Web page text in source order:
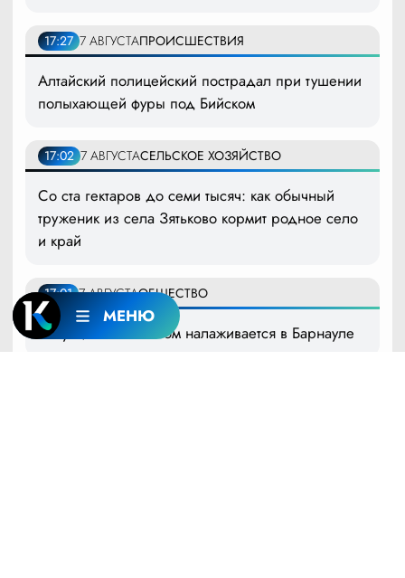
МЕНЮ
17:27 7 АВГУСТАПРОИСШЕСТВИЯ
Алтайский полицейский пострадал при тушении
полыхающей фуры под Бийском
17:02 7 АВГУСТАСЕЛЬСКОЕ ХОЗЯЙСТВО
Со ста гектаров до семи тысяч: как обычный
труженик из села Зятьково кормит родное село
и край
17:01 7 АВГУСТАОБЩЕСТВО
Ситуация с бензином налаживается в Барнауле